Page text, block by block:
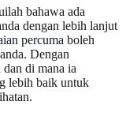
bahawa ada
dengan lebih lanjut
percuma boleh
Dengan
di mana ia
lebih baik untuk